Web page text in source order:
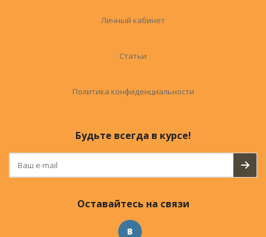
Личный кабинет
Статьи
Политика конфиденциальности
Будьте всегда в курсе!
Оставайтесь на связи